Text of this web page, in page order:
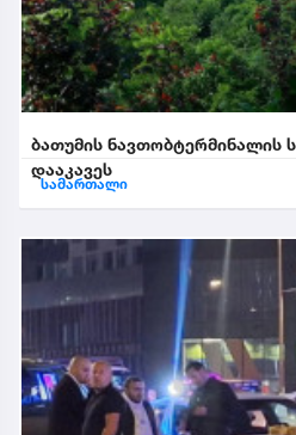
ბათუმის ნავთობტერმინალის
დააკავეს
სამართალი